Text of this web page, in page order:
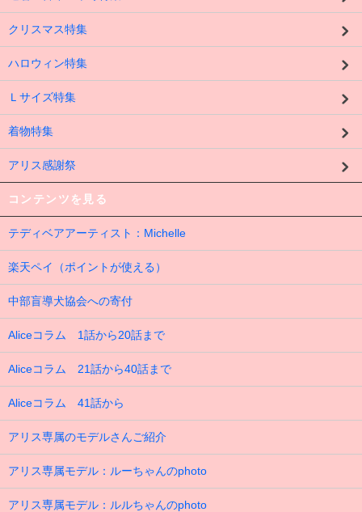
クリスマス特集
ハロウィン特集
Ｌサイズ特集
着物特集
アリス感謝祭
コンテンツを見る
テディベアアーティスト：Michelle
楽天ペイ（ポイントが使える）
中部盲導犬協会への寄付
Aliceコラム 1話から20話まで
Aliceコラム 21話から40話まで
Aliceコラム 41話から
アリス専属のモデルさんご紹介
アリス専属モデル：ルーちゃんのphoto
アリス専属モデル：ルルちゃんのphoto